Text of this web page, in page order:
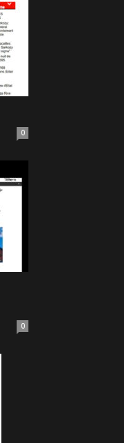
0
0